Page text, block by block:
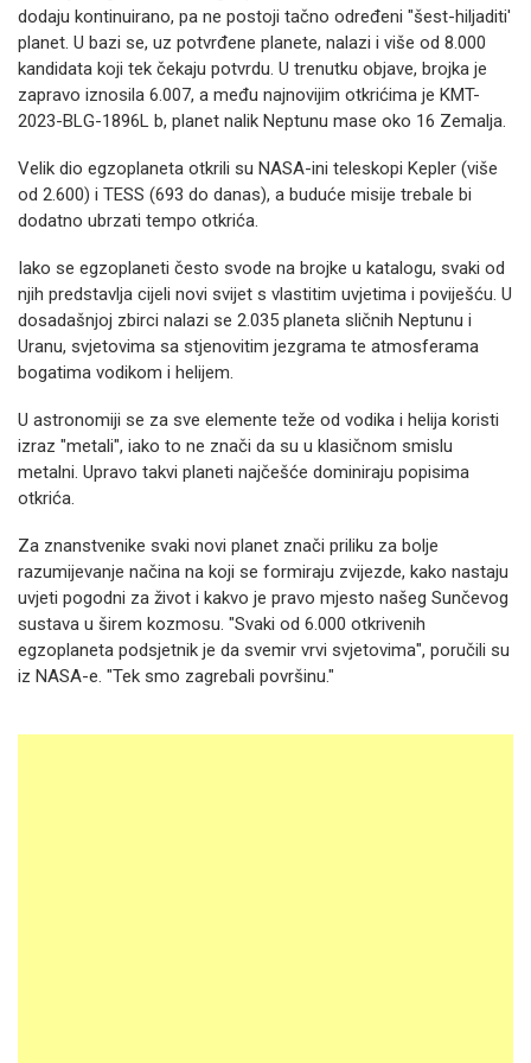
dodaju kontinuirano, pa ne postoji tačno određeni "šest-hiljaditi'
planet. U bazi se, uz potvrđene planete, nalazi i više od 8.000
kandidata koji tek čekaju potvrdu. U trenutku objave, brojka je
zapravo iznosila 6.007, a među najnovijim otkrićima je KMT-
2023-BLG-1896L b, planet nalik Neptunu mase oko 16 Zemalja.
Velik dio egzoplaneta otkrili su NASA-ini teleskopi Kepler (više
od 2.600) i TESS (693 do danas), a buduće misije trebale bi
dodatno ubrzati tempo otkrića.
Iako se egzoplaneti često svode na brojke u katalogu, svaki od
njih predstavlja cijeli novi svijet s vlastitim uvjetima i poviješću. U
dosadašnjoj zbirci nalazi se 2.035 planeta sličnih Neptunu i
Uranu, svjetovima sa stjenovitim jezgrama te atmosferama
bogatima vodikom i helijem.
U astronomiji se za sve elemente teže od vodika i helija koristi
izraz "metali", iako to ne znači da su u klasičnom smislu
metalni. Upravo takvi planeti najčešće dominiraju popisima
otkrića.
Za znanstvenike svaki novi planet znači priliku za bolje
razumijevanje načina na koji se formiraju zvijezde, kako nastaju
uvjeti pogodni za život i kakvo je pravo mjesto našeg Sunčevog
sustava u širem kozmosu. "Svaki od 6.000 otkrivenih
egzoplaneta podsjetnik je da svemir vrvi svjetovima", poručili su
iz NASA-e. "Tek smo zagrebali površinu."